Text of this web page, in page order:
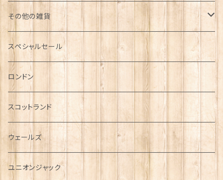
その他の雑貨
ミニカー
チャーム
犬グッズ
傘
指貫(シンブル)
スペシャルセール
ロンドン
スコットランド
ウェールズ
ユニオンジャック